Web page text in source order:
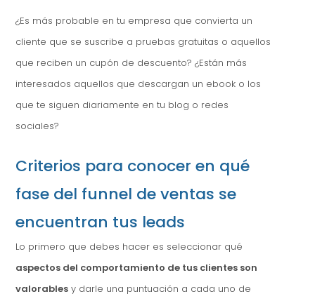
¿Es más probable en tu empresa que convierta un
cliente que se suscribe a pruebas gratuitas o aquellos
que reciben un cupón de descuento? ¿Están más
interesados aquellos que descargan un ebook o los
que te siguen diariamente en tu blog o redes
sociales?
Criterios para conocer en qué
fase del funnel de ventas se
encuentran tus leads
Lo primero que debes hacer es seleccionar qué
aspectos del comportamiento de tus clientes son
valorables y darle una puntuación a cada uno de